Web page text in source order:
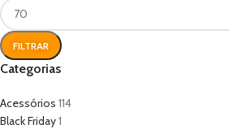
FILTRAR
Categorias
Acessórios 114
Black Friday1